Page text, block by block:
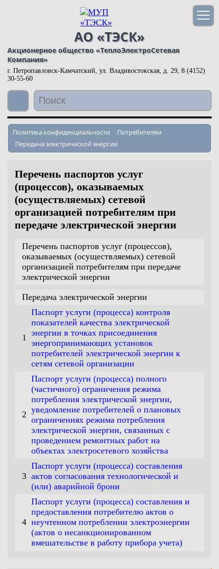
АО «ТЭСК»
Акционерное общество «ТеплоЭлектроСетевая
Компания»
г. Петропавловск-Камчатский, ул. Владивостокская, д. 29, 8 (4152)
30-55-60
Политика конфиденциальности
Потребителям
Передача электрической энергии
Перечень паспортов услуг
(процессов), оказываемых
(осуществляемых) сетевой
организацией потребителям при
передаче электрической энергии
Перечень паспортов услуг (процессов),
оказываемых (осуществляемых) сетевой
организацией потребителям при передаче
электрической энергии
Передача электрической энергии
1
Паспорт услуги (процесса) контроля
показателей качества электрической
энергии в точках присоединения
энергопринимающих установок
потребителей электрической энергии к
сетям сетевой организации
2
Паспорт услуги (процесса) полного
(частичного) ограничения режима
потребления электрической энергии,
уведомление потребителей о плановых
ограничениях режима потребления
электрической энергии, связанных с
проведением ремонтных работ на
объектах электросетевого хозяйства
3
Паспорт услуги (процесса) составления
актов согласования технологической и
(или) аварийной брони
4
Паспорт услуги (процесса) составления и
предоставления потребителю актов о
неучтенном потреблении электроэнергии
(актов о несанкционированном
вмешательстве в работу прибора учета)